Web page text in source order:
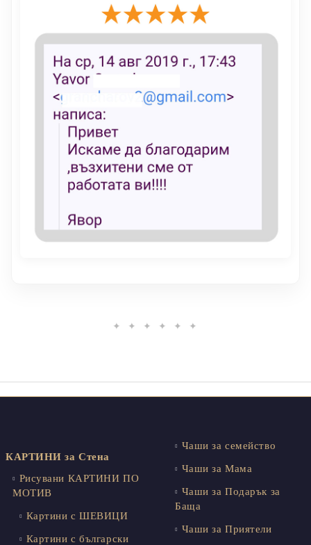
✦ ✦ ✦ ✦ ✦ ✦
КАРТИНИ за Стена
Рисувани КАРТИНИ ПО
МОТИВ
Картини с ШЕВИЦИ
Картини с български
Чаши за семейство
Чаши за Мама
Чаши за Подарък за
Баща
Чаши за Приятели